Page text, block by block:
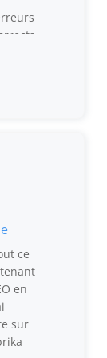
aux
ce
en
sur